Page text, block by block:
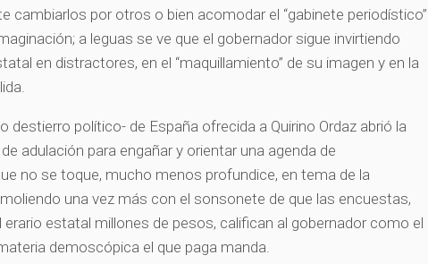
cambiarlos por otros o bien acomodar el “gabinete periodístico”
a leguas se ve que el gobernador sigue invirtiendo
en distractores, en el “maquillamiento” de su imagen y en la
destierro político- de España ofrecida a Quirino Ordaz abrió la
adulación para engañar y orientar una agenda de
no se toque, mucho menos profundice, en tema de la
una vez más con el sonsonete de que las encuestas,
erario estatal millones de pesos, califican al gobernador como el
demoscópica el que paga manda.